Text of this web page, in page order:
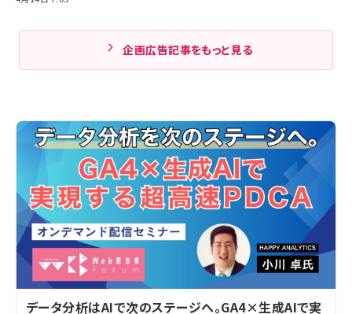
企画広告記事をもっと見る
データ分析はAIで次のステージへ。GA4×生成AIで実